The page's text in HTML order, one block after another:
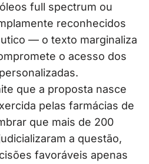
full spectrum ou
reconhecidos
— o texto marginaliza
o acesso dos
que a proposta nasce
pelas farmácias de
que mais de 200
a questão,
favoráveis apenas